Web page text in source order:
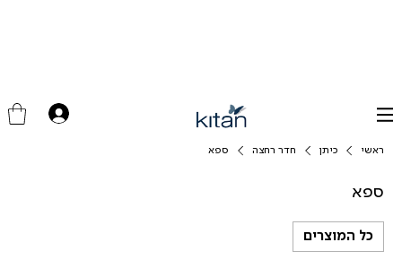
ראשי כיתן חדר רחצה ספא
ספא
כל המוצרים